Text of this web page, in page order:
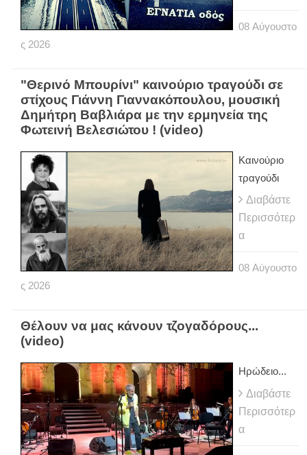
08 Αύγουστο
ς 2026
"Θερινό Μπουρίνι" καινούριο τραγούδι σε
στίχους Γιάννη Γιαννακόπουλου, μουσική
Δημήτρη Βαβλιάρα με την ερμηνεία της
Φωτεινή Βελεσιώτου ! (video)
Καινούριο
τραγούδι
Διαβάστε
Περισσότερ
α
08 Αύγουστο
ς 2026
Θέλουν να μας κάνουν τζογαδόρους...
(video)
Ηρώδειο...
Διαβάστε
Περισσότερ
α